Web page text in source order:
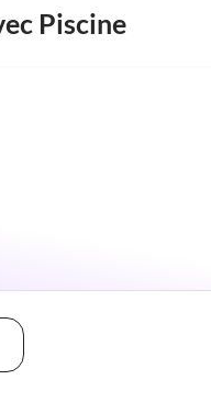
Piscine